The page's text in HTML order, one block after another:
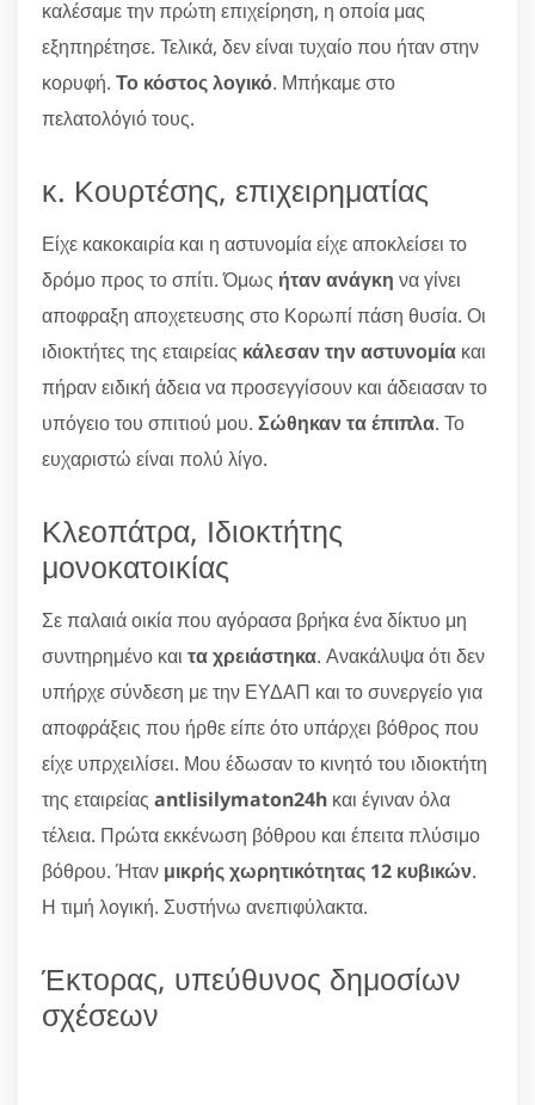
καλέσαμε την πρώτη επιχείρηση, η οποία μας
εξηπηρέτησε. Τελικά, δεν είναι τυχαίο που ήταν στην
κορυφή. Το κόστος λογικό. Μπήκαμε στο
πελατολόγιό τους.
κ. Κουρτέσης, επιχειρηματίας
Είχε κακοκαιρία και η αστυνομία είχε αποκλείσει το
δρόμο προς το σπίτι. Όμως ήταν ανάγκη να γίνει
αποφραξη αποχετευσης στο Κορωπί πάση θυσία. Οι
ιδιοκτήτες της εταιρείας κάλεσαν την αστυνομία και
πήραν ειδική άδεια να προσεγγίσουν και άδειασαν το
υπόγειο του σπιτιού μου. Σώθηκαν τα έπιπλα. Το
ευχαριστώ είναι πολύ λίγο.
Κλεοπάτρα, Ιδιοκτήτης
μονοκατοικίας
Σε παλαιά οικία που αγόρασα βρήκα ένα δίκτυο μη
συντηρημένο και τα χρειάστηκα. Ανακάλυψα ότι δεν
υπήρχε σύνδεση με την ΕΥΔΑΠ και το συνεργείο για
αποφράξεις που ήρθε είπε ότο υπάρχει βόθρος που
είχε υπρχειλίσει. Μου έδωσαν το κινητό του ιδιοκτήτη
της εταιρείας antlisilymaton24h και έγιναν όλα
τέλεια. Πρώτα εκκένωση βόθρου και έπειτα πλύσιμο
βόθρου. Ήταν μικρής χωρητικότητας 12 κυβικών.
Η τιμή λογική. Συστήνω ανεπιφύλακτα.
Έκτορας, υπεύθυνος δημοσίων
σχέσεων